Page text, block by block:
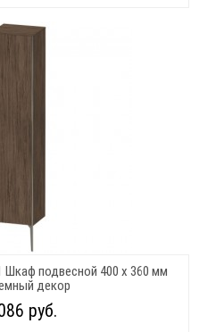
Шкаф подвесной 400 x 360 мм
декор
руб.